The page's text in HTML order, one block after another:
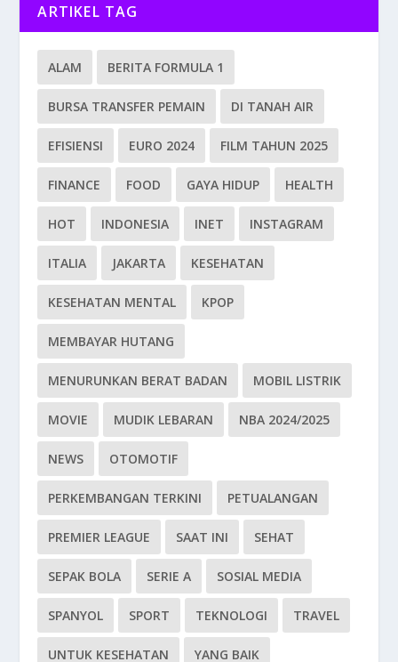
ARTIKEL TAG
ALAM BERITA FORMULA 1
BURSA TRANSFER PEMAIN DI TANAH AIR
EFISIENSI EURO 2024 FILM TAHUN 2025
FINANCE FOOD GAYA HIDUP HEALTH
HOT INDONESIA INET INSTAGRAM
ITALIA JAKARTA KESEHATAN
KESEHATAN MENTAL KPOP
MEMBAYAR HUTANG
MENURUNKAN BERAT BADAN MOBIL LISTRIK
MOVIE MUDIK LEBARAN NBA 2024/2025
NEWS OTOMOTIF
PERKEMBANGAN TERKINI PETUALANGAN
PREMIER LEAGUE SAAT INI SEHAT
SEPAK BOLA SERIE A SOSIAL MEDIA
SPANYOL SPORT TEKNOLOGI TRAVEL
UNTUK KESEHATAN YANG BAIK